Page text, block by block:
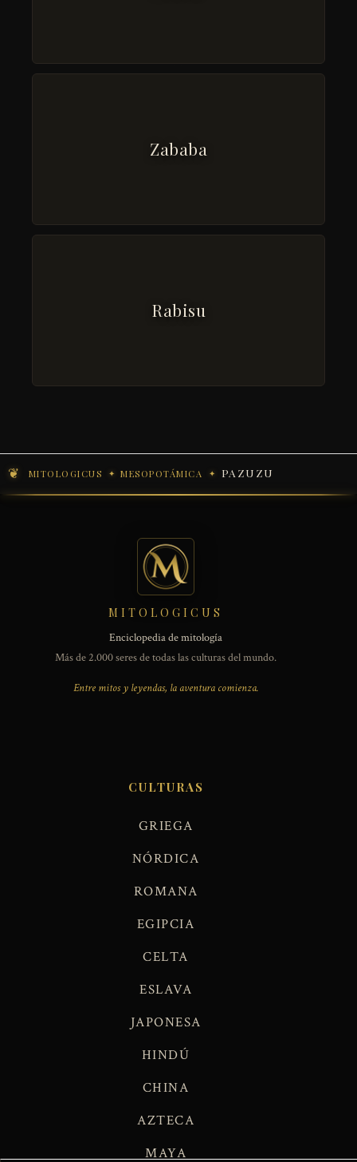
Zababa
Rabisu
MITOLOGICUS MESOPOTÁMICA PAZUZU
MITOLOGICUS
Enciclopedia de mitología
Más de 2.000 seres de todas las culturas del mundo.
Entre mitos y leyendas, la aventura comienza.
CULTURAS
GRIEGA
NÓRDICA
ROMANA
EGIPCIA
CELTA
ESLAVA
JAPONESA
HINDÚ
CHINA
AZTECA
MAYA